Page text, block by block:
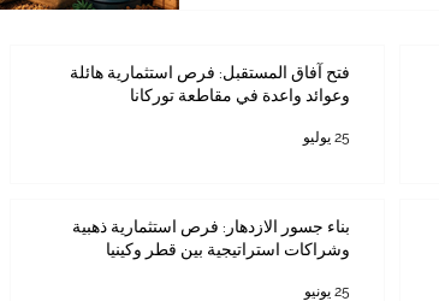
فتح آفاق المستقبل: فرص استثمارية هائلة
وعوائد واعدة في مقاطعة توركانا
25 يوليو
بناء جسور الازدهار: فرص استثمارية ذهبية
وشراكات استراتيجية بين قطر وكينيا
25 يونيو